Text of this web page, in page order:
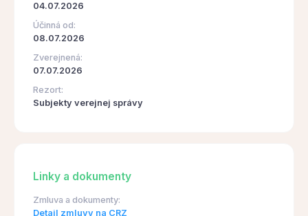
04.07.2026
Účinná od:
08.07.2026
Zverejnená:
07.07.2026
Rezort:
Subjekty verejnej správy
Linky a dokumenty
Zmluva a dokumenty:
Detail zmluvy na CRZ